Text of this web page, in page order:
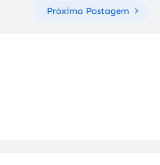
Próxima Postagem